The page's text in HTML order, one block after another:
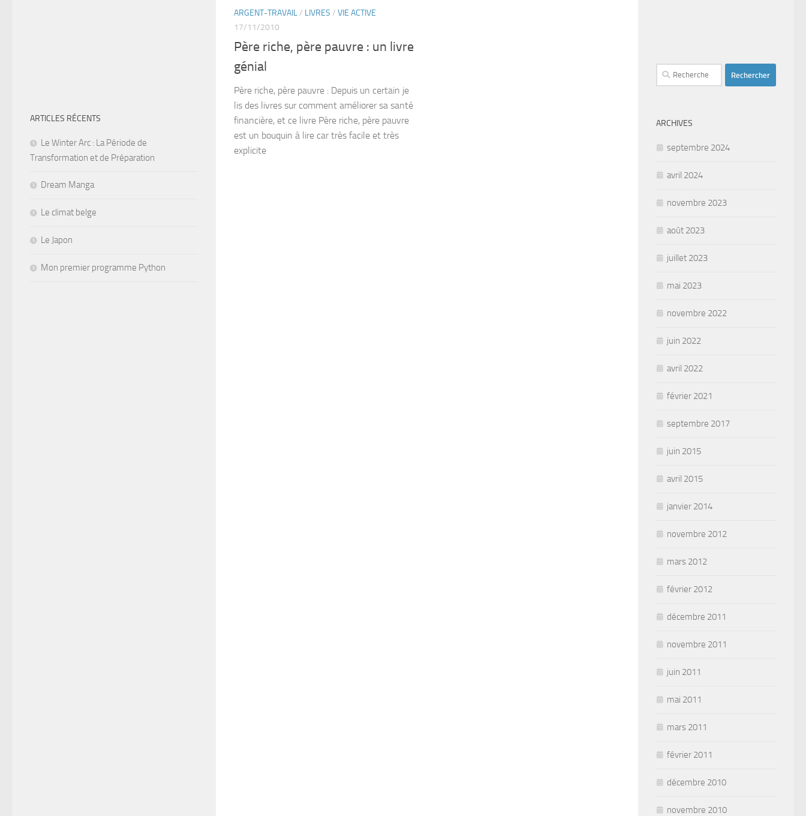
ARGENT-TRAVAIL/ LIVRES / VIE ACTIVE
17/11/2010
Père riche, père pauvre : un livre
génial
Père riche, père pauvre : Depuis un certain je
lis des livres sur comment améliorer sa santé
financière, et ce livre Père riche, père pauvre
est un bouquin à lire car très facile et très
explicite
ARTICLES RÉCENTS
Le Winter Arc : La Période de
Transformation et de Préparation
Dream Manga
Le climat belge
Le Japon
Mon premier programme Python
Rechercher :
ARCHIVES
septembre 2024
avril 2024
novembre 2023
août 2023
juillet 2023
mai 2023
novembre 2022
juin 2022
avril 2022
février 2021
septembre 2017
juin 2015
avril 2015
janvier 2014
novembre 2012
mars 2012
février 2012
décembre 2011
novembre 2011
juin 2011
mai 2011
mars 2011
février 2011
décembre 2010
novembre 2010